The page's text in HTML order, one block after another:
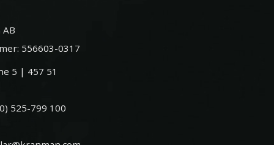
556603-0317
5 | 457 51
525-799 100